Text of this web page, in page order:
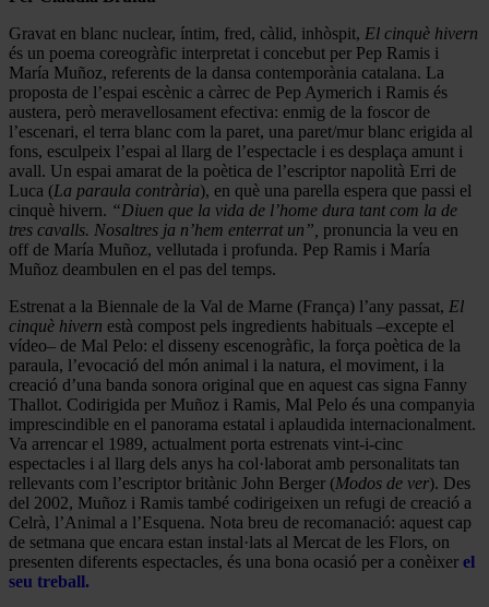
Gravat en blanc nuclear, íntim, fred, càlid, inhòspit, El cinquè hivern
és un poema coreogràfic interpretat i concebut per Pep Ramis i
María Muñoz, referents de la dansa contemporània catalana. La
proposta de l’espai escènic a càrrec de Pep Aymerich i Ramis és
austera, però meravellosament efectiva: enmig de la foscor de
l’escenari, el terra blanc com la paret, una paret/mur blanc erigida al
fons, esculpeix l’espai al llarg de l’espectacle i es desplaça amunt i
avall. Un espai amarat de la poètica de l’escriptor napolità Erri de
Luca (La paraula contrària), en què una parella espera que passi el
cinquè hivern. “Diuen que la vida de l’home dura tant com la de
tres cavalls. Nosaltres ja n’hem enterrat un”, pronuncia la veu en
off de María Muñoz, vellutada i profunda. Pep Ramis i María
Muñoz deambulen en el pas del temps.
Estrenat a la Biennale de la Val de Marne (França) l’any passat, El
cinquè hivern està compost pels ingredients habituals –excepte el
vídeo– de Mal Pelo: el disseny escenogràfic, la força poètica de la
paraula, l’evocació del món animal i la natura, el moviment, i la
creació d’una banda sonora original que en aquest cas signa Fanny
Thallot. Codirigida per Muñoz i Ramis, Mal Pelo és una companyia
imprescindible en el panorama estatal i aplaudida internacionalment.
Va arrencar el 1989, actualment porta estrenats vint-i-cinc
espectacles i al llarg dels anys ha col·laborat amb personalitats tan
rellevants com l’escriptor britànic John Berger (Modos de ver). Des
del 2002, Muñoz i Ramis també codirigeixen un refugi de creació a
Celrà, l’Animal a l’Esquena. Nota breu de recomanació: aquest cap
de setmana que encara estan instal·lats al Mercat de les Flors, on
presenten diferents espectacles, és una bona ocasió per a conèixer el
seu treball.